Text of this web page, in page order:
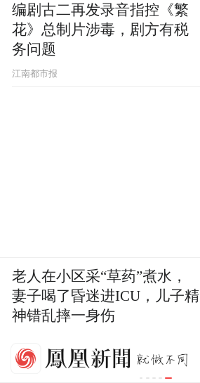
编剧古二再发录音指控《繁
花》总制片涉毒，剧方有税
务问题
江南都市报
老人在小区采“草药”煮水，
妻子喝了昏迷进ICU，儿子精
神错乱摔一身伤